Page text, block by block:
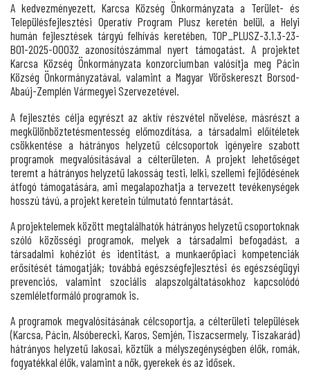
A kedvezményezett, Karcsa Község Önkormányzata a Terület- és
Településfejlesztési Operatív Program Plusz keretén belül, a Helyi
humán fejlesztések tárgyú felhívás keretében, TOP_PLUSZ-3.1.3-23-
BO1-2025-00032 azonosítószámmal nyert támogatást. A projektet
Karcsa Község Önkormányzata konzorciumban valósítja meg Pácin
Község Önkormányzatával, valamint a Magyar Vöröskereszt Borsod-
Abaúj-Zemplén Vármegyei Szervezetével.
A fejlesztés célja egyrészt az aktív részvétel növelése, másrészt a
megkülönböztetésmentesség előmozdítása, a társadalmi előítéletek
csökkentése a hátrányos helyzetű célcsoportok igényeire szabott
programok megvalósításával a célterületen. A projekt lehetőséget
teremt a hátrányos helyzetű lakosság testi, lelki, szellemi fejlődésének
átfogó támogatására, ami megalapozhatja a tervezett tevékenységek
hosszú távú, a projekt keretein túlmutató fenntartását.
A projektelemek között megtalálhatók hátrányos helyzetű csoportoknak
szóló közösségi programok, melyek a társadalmi befogadást, a
társadalmi kohéziót és identitást, a munkaerőpiaci kompetenciák
erősítését támogatják; továbbá egészségfejlesztési és egészségügyi
prevenciós, valamint szociális alapszolgáltatásokhoz kapcsolódó
szemléletformáló programok is.
A programok megvalósításának célcsoportja, a célterületi települések
(Karcsa, Pácin, Alsóberecki, Karos, Semjén, Tiszacsermely, Tiszakarád)
hátrányos helyzetű lakosai, köztük a mélyszegénységben élők, romák,
fogyatékkal élők, valamint a nők, gyerekek és az idősek.